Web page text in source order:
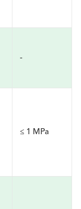
-
≤ 1 MPa